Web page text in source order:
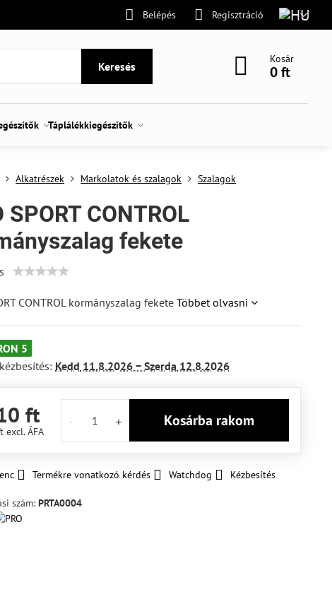
Belépés Regisztráció
Keresés
Kosár
0 ft
Táplálékkiegészítők
Alkatrészek Markolatok és szalagok Szalagok
SPORT CONTROL
fekete
CONTROL kormányszalag feketeTöbbet olvasni
5
Kedd 11.8.2026 −Szerda 12.8.2026
ft
excl. ÁFA
Kosárba rakom
Termékre vonatkozó kérdés Watchdog Kézbesítés
szám:PRTA0004